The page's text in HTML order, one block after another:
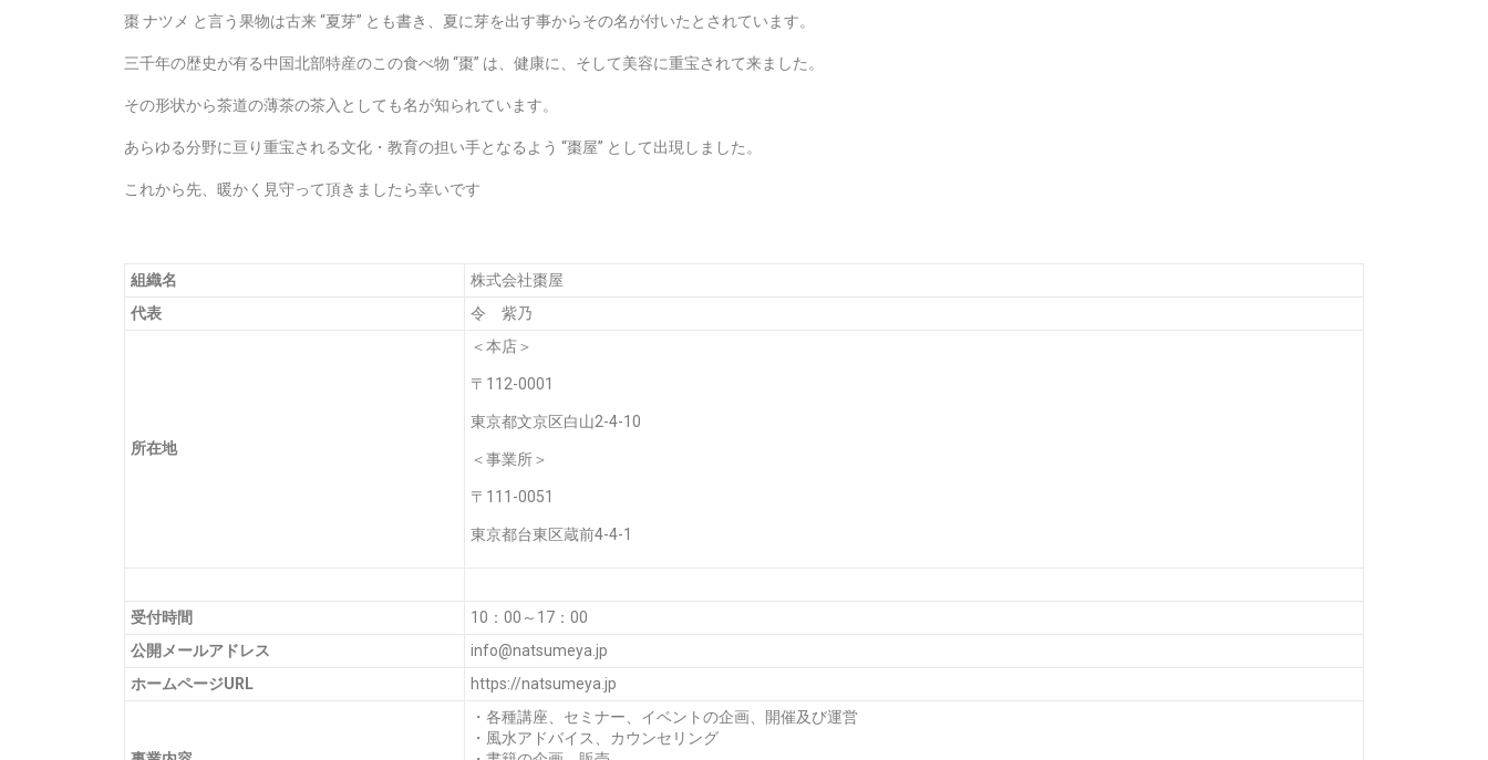
棗 ナツメ と言う果物は古来 “夏芽” とも書き、夏に芽を出す事からその名が付いたとされています。
三千年の歴史が有る中国北部特産のこの食べ物 “棗” は、健康に、そして美容に重宝されて来ました。
その形状から茶道の薄茶の茶入としても名が知られています。
あらゆる分野に亘り重宝される文化・教育の担い手となるよう “棗屋” として出現しました。
これから先、暖かく見守って頂きましたら幸いです
組織名
株式会社棗屋
代表
令 紫乃
所在地
＜本店＞
〒112-0001
東京都文京区白山2-4-10
＜事業所＞
〒111-0051
東京都台東区蔵前4-4-1
受付時間
10：00～17：00
公開メールアドレス
info@natsumeya.jp
ホームページURL
https://natsumeya.jp
・各種講座、セミナー、イベントの企画、開催及び運営
・風水アドバイス、カウンセリング